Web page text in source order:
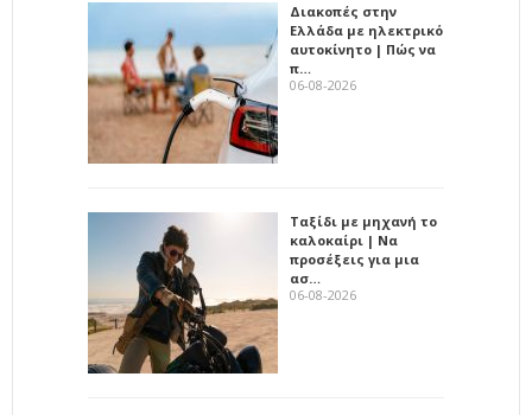
Διακοπές στην
Ελλάδα με ηλεκτρικό
αυτοκίνητο | Πώς να
π…
06-08-2026
Ταξίδι με μηχανή το
καλοκαίρι | Να
προσέξεις για μια
ασ…
06-08-2026